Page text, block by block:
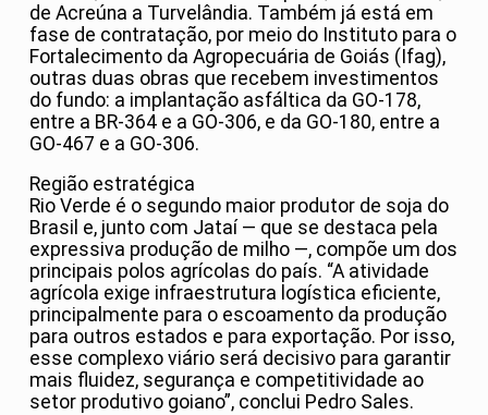
de Acreúna a Turvelândia. Também já está em
fase de contratação, por meio do Instituto para o
Fortalecimento da Agropecuária de Goiás (Ifag),
outras duas obras que recebem investimentos
do fundo: a implantação asfáltica da GO-178,
entre a BR-364 e a GO-306, e da GO-180, entre a
GO-467 e a GO-306.
Região estratégica
Rio Verde é o segundo maior produtor de soja do
Brasil e, junto com Jataí — que se destaca pela
expressiva produção de milho —, compõe um dos
principais polos agrícolas do país. “A atividade
agrícola exige infraestrutura logística eficiente,
principalmente para o escoamento da produção
para outros estados e para exportação. Por isso,
esse complexo viário será decisivo para garantir
mais fluidez, segurança e competitividade ao
setor produtivo goiano”, conclui Pedro Sales.